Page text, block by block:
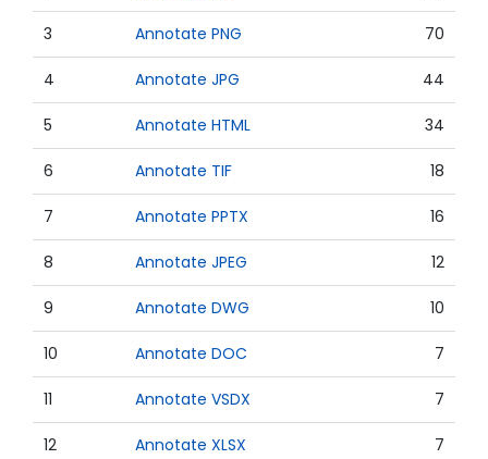
3 Annotate PNG 70
4 Annotate JPG 44
5 Annotate HTML 34
6 Annotate TIF 18
7 Annotate PPTX 16
8 Annotate JPEG 12
9 Annotate DWG 10
10 Annotate DOC 7
11 Annotate VSDX 7
12 Annotate XLSX 7